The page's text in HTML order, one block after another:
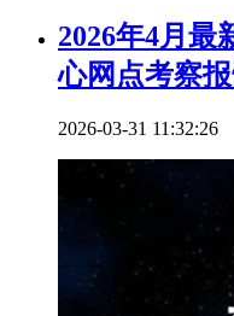
2026年4月最
心网点考察报
2026-03-31 11:32:26